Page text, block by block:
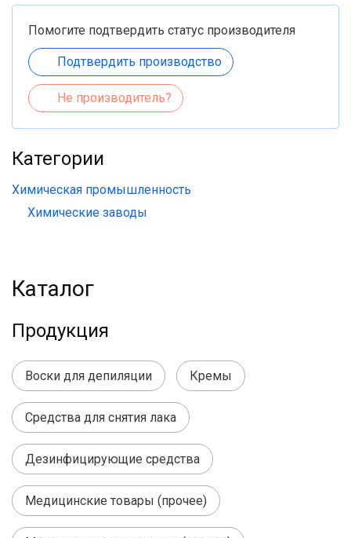
Помогите подтвердить статус производителя
Подтвердить производство
Не производитель?
Категории
Химическая промышленность
Химические заводы
Каталог
Продукция
Воски для депиляции Кремы
Средства для снятия лака
Дезинфицирующие средства
Медицинские товары (прочее)